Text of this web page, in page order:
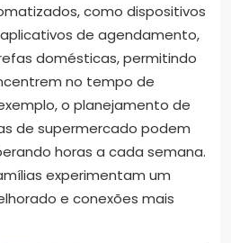
como dispositivos
de agendamento,
domésticas, permitindo
no tempo de
o planejamento de
de supermercado podem
horas a cada semana.
experimentam um
e conexões mais